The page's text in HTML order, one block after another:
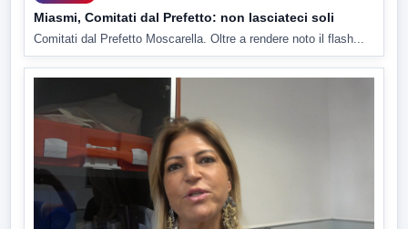
Miasmi, Comitati dal Prefetto: non lasciateci soli
Comitati dal Prefetto Moscarella. Oltre a rendere noto il flash...